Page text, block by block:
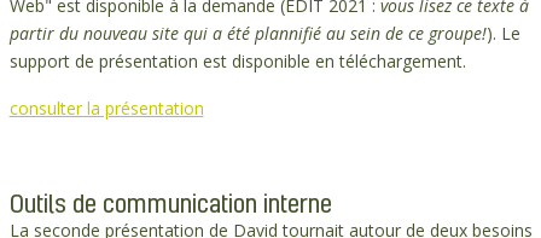
Web" est disponible à la demande (EDIT 2021 : vous lisez ce texte à
partir du nouveau site qui a été plannifié au sein de ce groupe!). Le
support de présentation est disponible en téléchargement.
consulter la présentation
Outils de communication interne
La seconde présentation de David tournait autour de deux besoins